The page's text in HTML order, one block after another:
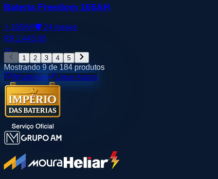
Bateria Freedom 165AH
⚡ 165AH 🛡️ 24 meses
R$ 1.445,00
→
1 2 3 4 5
Mostrando9de 184 produtos
WhatsApp
Ligue Agora